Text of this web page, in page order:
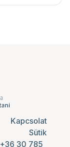
Kapcsolat
Sütik
+36 30 785